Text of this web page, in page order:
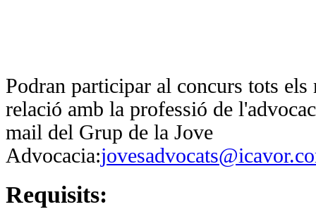
Podran participar al concurs tots
relació amb la professió de
mail del Grup de la Jove
Advocacia:
Requisits: